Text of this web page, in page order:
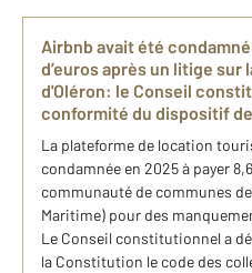
Airbnb avait été
d’euros après un litige sur
d'Oléron: le Conseil
conformité du dispositif
La plateforme de location
condamnée en 2025 à payer
communauté de communes
Maritime) pour des
Le Conseil constitutionnel a
la Constitution le code des